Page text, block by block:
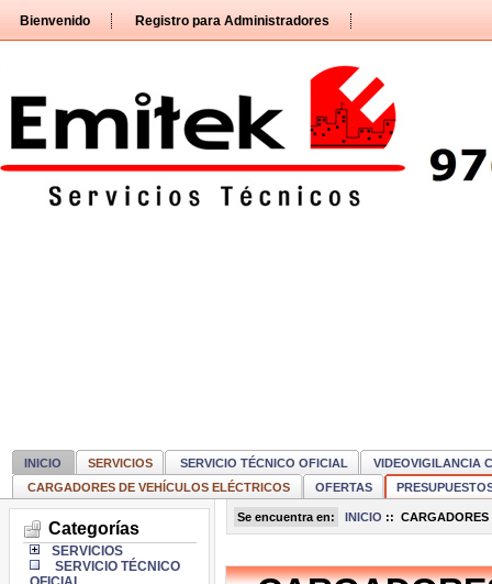
directamente
Bienvenido Registro para Administradores
INICIO SERVICIOS SERVICIO TÉCNICO OFICIAL
VIDEOVIGILANCIA
CARGADORES DE VEHÍCULOS ELÉCTRICOS
OFERTAS
Categorías
SERVICIOS
SERVICIO TÉCNICO
Se encuentra en: INICIO :: CARGADORES